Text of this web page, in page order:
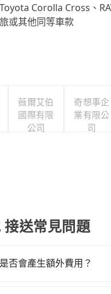
Toyota Corolla Cross、
旅或其他同等車款
薇爾艾伯
國際有限
公司
奇想事企
業有限公
司
送常見問題
否會產生額外費用？